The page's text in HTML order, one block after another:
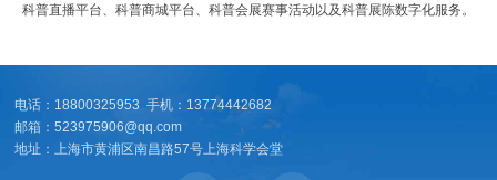
科普直播平台、科普商城平台、科普会展赛事活动以及科普展陈数字化服务。
电话：18800325953 手机：13774442682
邮箱：523975906@qq.com
地址：上海市黄浦区南昌路57号上海科学会堂